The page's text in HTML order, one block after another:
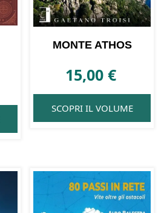
MONTE ATHOS
15,00 €
SCOPRI IL VOLUME